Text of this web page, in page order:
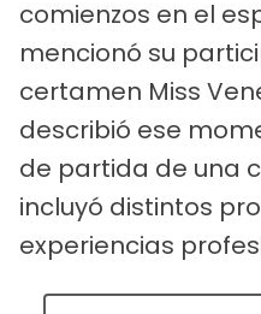
comienzos en el
mencionó su
certamen Miss
describió ese
de partida de una
incluyó distintos
experiencias